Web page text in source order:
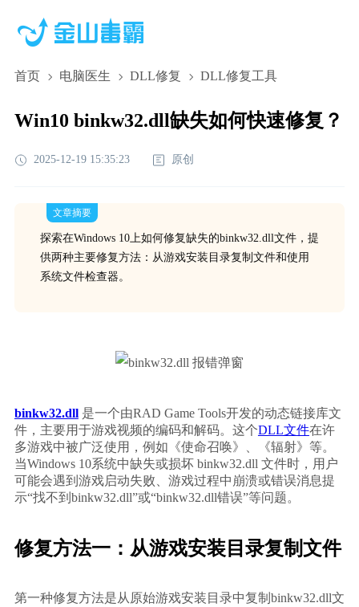
首页 电脑医生 DLL修复 DLL修复工具
Win10 binkw32.dll缺失如何快速修复？
2025-12-19 15:35:23 原创
文章摘要
探索在Windows 10上如何修复缺失的binkw32.dll文件，提
供两种主要修复方法：从游戏安装目录复制文件和使用
系统文件检查器。
binkw32.dll 是一个由RAD Game Tools开发的动态链接库文
件，主要用于游戏视频的编码和解码。这个DLL文件在许
多游戏中被广泛使用，例如《使命召唤》、《辐射》等。
当Windows 10系统中缺失或损坏 binkw32.dll 文件时，用户
可能会遇到游戏启动失败、游戏过程中崩溃或错误消息提
示“找不到binkw32.dll”或“binkw32.dll错误”等问题。
修复方法一：从游戏安装目录复制文件
第一种修复方法是从原始游戏安装目录中复制binkw32.dll文